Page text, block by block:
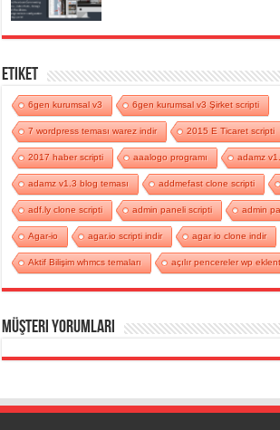
Etiket
6gen kurumsal v3 6gen kurumsal v3 Şirket scripti
7 wordpress teması warez indir 2015 E Ticaret scripti
2017 haber scripti aaalogo programı adamz
adamz v1.3 blog teması addmefast clone scripti
adf.ly clone scripti admin paneli scripti admin
Agar-io agar.io scripti indir agar io clone indir
Aktif Bilişim whmcs temaları açılır pencereler wp
Müşteri Yorumları